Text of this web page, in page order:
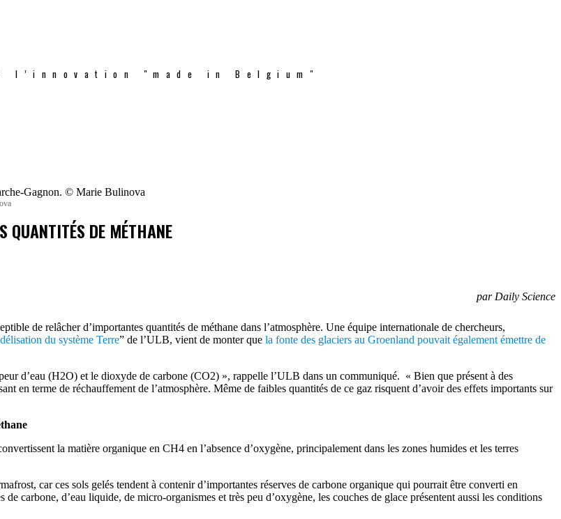
"made in Belgium"
QUANTITÉS DE MÉTHANE
par Daily Science
de relâcher d’importantes quantités de méthane dans l’atmosphère. Une équipe internationale de chercheurs,
du système Terre” de l’ULB, vient de monter que la fonte des glaciers au Groenland pouvait également émettre de
d’eau (H2O) et le dioxyde de carbone (CO2) », rappelle l’ULB dans un communiqué. « Bien que présent à des
en terme de réchauffement de l’atmosphère. Même de faibles quantités de ce gaz risquent d’avoir des effets importants sur
la matière organique en CH4 en l’absence d’oxygène, principalement dans les zones humides et les terres
car ces sols gelés tendent à contenir d’importantes réserves de carbone organique qui pourrait être converti en
carbone, d’eau liquide, de micro-organismes et très peu d’oxygène, les couches de glace présentent aussi les conditions